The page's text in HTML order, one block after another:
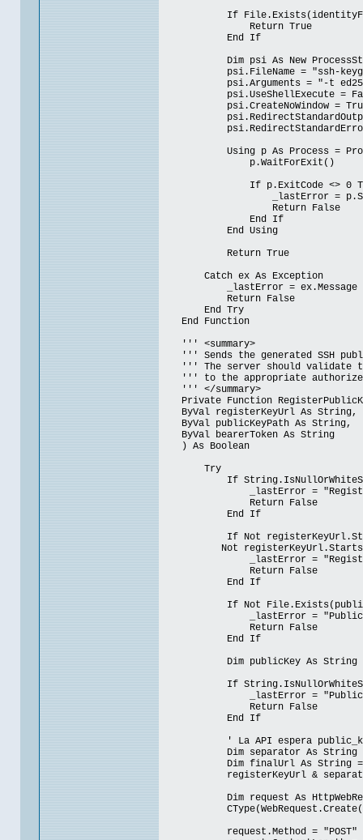
If File.Exists(identityFile)
Return True
End If
Dim psi As New
psi.FileName = "ssh-
psi.Arguments = "-t
psi.UseShellExecute =
psi.CreateNoWindow =
psi.RedirectStandardError
Using p As Process =
p.WaitForExit()
If p.ExitCode <> 0
_lastError =
Return False
End If
End Using
Return True
Catch ex As Exception
_lastError = ex.Message
Return False
End Try
End Function
''' <summary>
''' Sends the generated SSH
''' The server should validate the
''' to the appropriate
''' </summary>
Private Function
ByVal registerKeyUrl As String,
ByVal publicKeyPath As String,
ByVal bearerToken As String
) As Boolean
Try
If
_lastError = "Register
Return False
End If
If Not
Not
_lastError = "Register key
Return False
End If
If Not
_lastError = "Public key
Return False
End If
Dim publicKey As String =
If
_lastError = "Public
Return False
End If
' La API espera public_key
Dim separator As String =
Dim finalUrl As String =
registerKeyUrl & separator &
Dim request As
request.Method = "POST"